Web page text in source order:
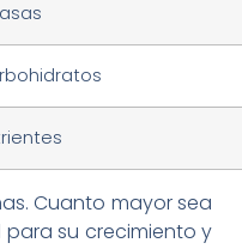
Cuanto mayor sea
para su crecimiento y